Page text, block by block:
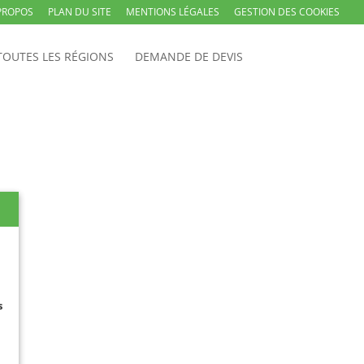
PLAN DU SITE MENTIONS LÉGALES GESTION DES COOKIES
LES RÉGIONS DEMANDE DE DEVIS